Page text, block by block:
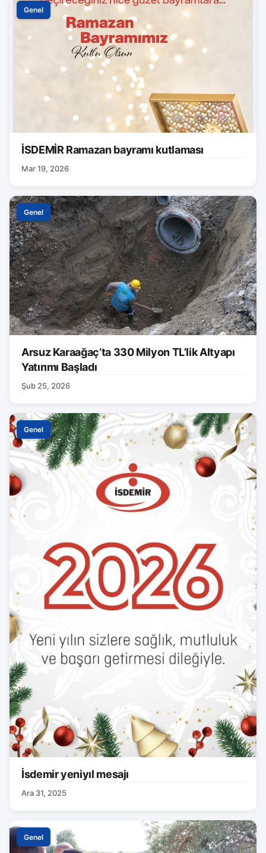
Genel
İSDEMİR Ramazan bayramı kutlaması
Mar 19, 2026
Genel
Arsuz Karaağaç’ta 330 Milyon TL’lik Altyapı
Yatırımı Başladı
Şub 25, 2026
Genel
İsdemir yeniyıl mesajı
Ara 31, 2025
Genel